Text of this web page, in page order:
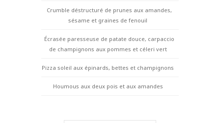
Crumble déstructuré de prunes aux amandes,
sésame et graines de fenouil
Écrasée paresseuse de patate douce, carpaccio
de champignons aux pommes et céleri vert
Pizza soleil aux épinards, bettes et champignons
Houmous aux deux pois et aux amandes